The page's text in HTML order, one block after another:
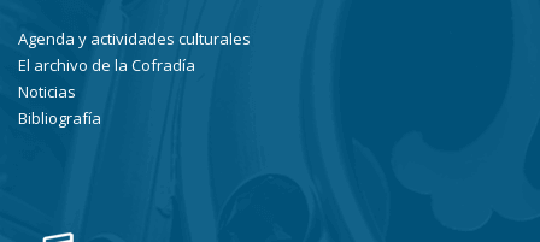
Agenda y actividades culturales
El archivo de la Cofradía
Noticias
Bibliografía